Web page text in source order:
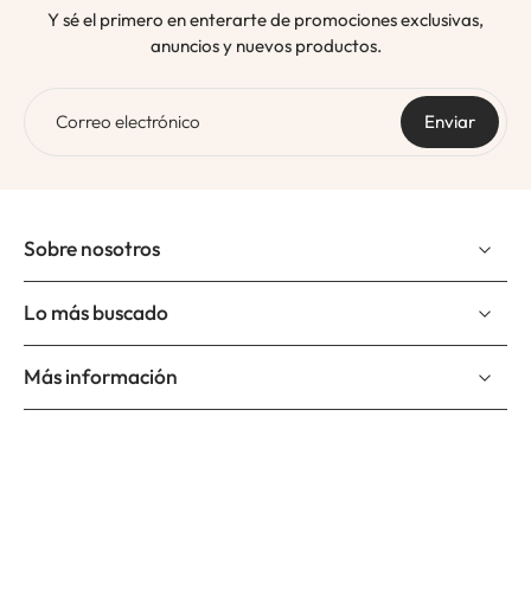
Y sé el primero en enterarte de promociones exclusivas,
anuncios y nuevos productos.
Correo electrónico Enviar
Sobre nosotros
Lo más buscado
Más información